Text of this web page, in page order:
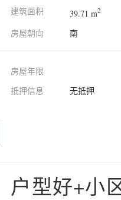
建筑面积
39.71 m2
房屋朝向 南
房屋年限
抵押信息
无抵押
户型好+小